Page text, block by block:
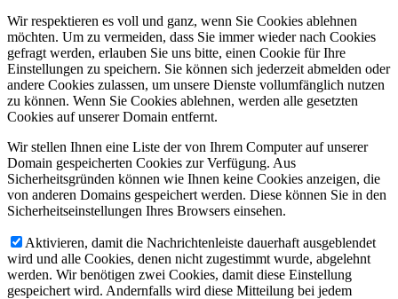
Wir respektieren es voll und ganz, wenn Sie Cookies ablehnen
möchten. Um zu vermeiden, dass Sie immer wieder nach Cookies
gefragt werden, erlauben Sie uns bitte, einen Cookie für Ihre
Einstellungen zu speichern. Sie können sich jederzeit abmelden oder
andere Cookies zulassen, um unsere Dienste vollumfänglich nutzen
zu können. Wenn Sie Cookies ablehnen, werden alle gesetzten
Cookies auf unserer Domain entfernt.
Wir stellen Ihnen eine Liste der von Ihrem Computer auf unserer
Domain gespeicherten Cookies zur Verfügung. Aus
Sicherheitsgründen können wie Ihnen keine Cookies anzeigen, die
von anderen Domains gespeichert werden. Diese können Sie in den
Sicherheitseinstellungen Ihres Browsers einsehen.
Aktivieren, damit die Nachrichtenleiste dauerhaft ausgeblendet
wird und alle Cookies, denen nicht zugestimmt wurde, abgelehnt
werden. Wir benötigen zwei Cookies, damit diese Einstellung
gespeichert wird. Andernfalls wird diese Mitteilung bei jedem